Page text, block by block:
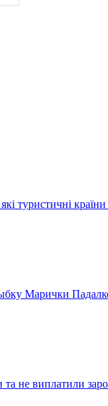
туристичні
Марички
не виплатили